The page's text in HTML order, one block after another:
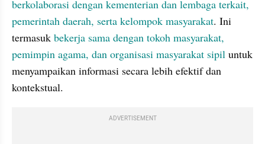
berkolaborasi dengan kementerian dan lembaga terkait,
pemerintah daerah, serta kelompok masyarakat. Ini
termasuk bekerja sama dengan tokoh masyarakat,
pemimpin agama, dan organisasi masyarakat sipil untuk
menyampaikan informasi secara lebih efektif dan
kontekstual.
ADVERTISEMENT